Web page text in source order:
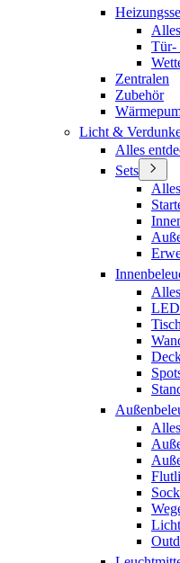
Tür-
Zentralen
Zubehör
Licht &
Alles
Sets